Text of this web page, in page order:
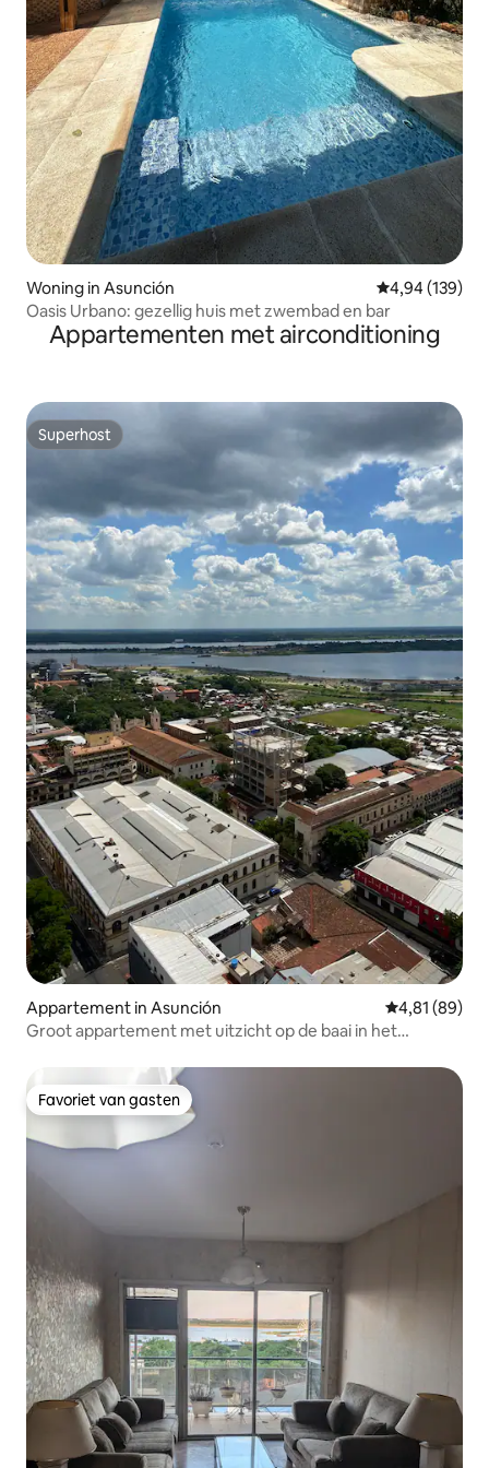
Woning in Asunción Gemiddelde
4,94 (139)
Oasis Urbano: gezellig huis met zwembad en bar
Appartementen met airconditioning
Superhost
Superhost
Appartement in Asunción Gemiddelde
4,81 (89)
Groot appartement met uitzicht op de baai in het
Favoriet van gasten
Favoriet van gasten